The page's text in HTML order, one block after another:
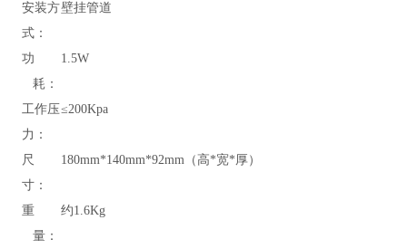
安装方
式：
壁挂管道
功
耗：
1.5W
工作压
力：
≤200Kpa
尺
寸：
180mm*140mm*92mm（高*宽*厚）
重
量：
约1.6Kg